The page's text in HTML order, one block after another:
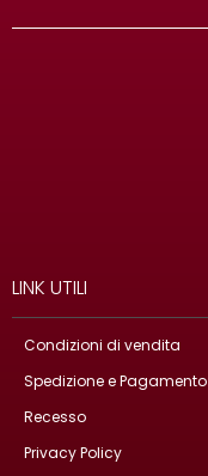
LINK UTILI
Condizioni di vendita
Spedizione e Pagamento
Recesso
Privacy Policy